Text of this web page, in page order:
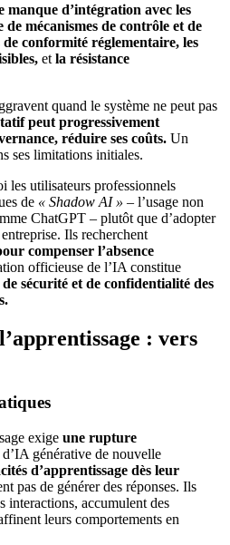
manque d’intégration avec les
de mécanismes de contrôle et de
conformité réglementaire, les
et la résistance
quand le système ne peut pas
peut progressivement
réduire ses coûts. Un
ses limitations initiales.
les utilisateurs professionnels
de « Shadow AI » – l’usage non
ChatGPT – plutôt que d’adopter
Ils recherchent
compenser l’absence
officieuse de l’IA constitue
sécurité et de confidentialité des
: vers
exige une rupture
d’IA générative de nouvelle
d’apprentissage dès leur
pas de générer des réponses. Ils
interactions, accumulent des
leurs comportements en